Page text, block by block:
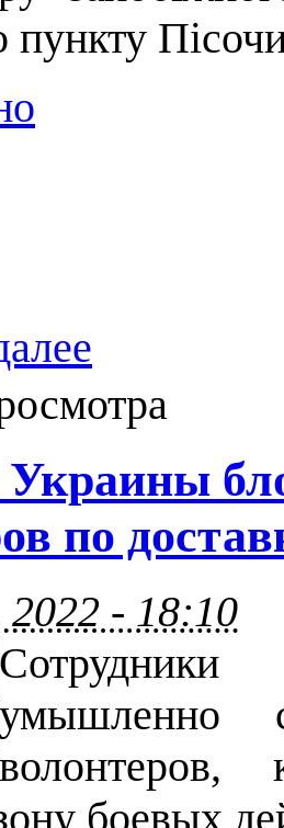
пункту
по
- 18:10
умышленно
волонтеров,
боевых